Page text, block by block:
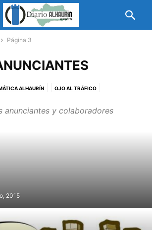
Página 3
ALHAURÍN OJO AL TRÁFICO
anunciantes y colaboradores
2015